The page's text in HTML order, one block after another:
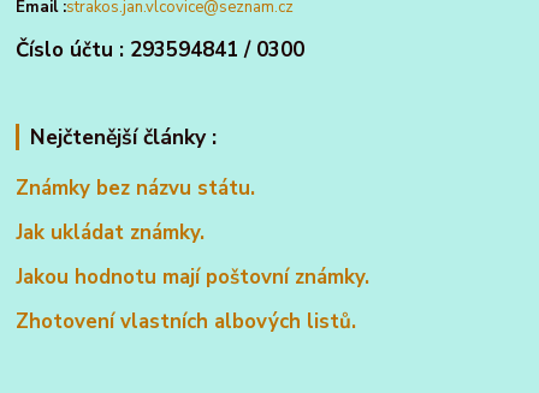
Email :strakos.jan.vlcovice@seznam.cz
Číslo účtu : 293594841 / 0300
Nejčtenější články :
Známky bez názvu státu.
Jak ukládat známky.
Jakou hodnotu mají poštovní známky.
Zhotovení vlastních albových listů.